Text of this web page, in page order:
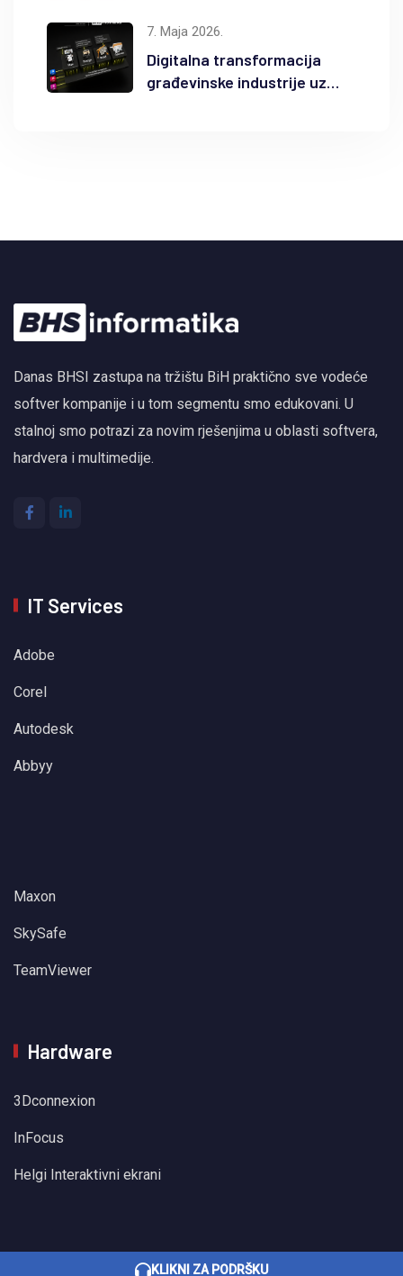
7. Maja 2026.
Digitalna transformacija
građevinske industrije uz
Danas BHSI zastupa na tržištu BiH praktično sve vodeće
softver kompanije i u tom segmentu smo edukovani. U
stalnoj smo potrazi za novim rješenjima u oblasti softvera,
hardvera i multimedije.
IT Services
Adobe
Corel
Autodesk
Abbyy
Maxon
SkySafe
TeamViewer
Hardware
3Dconnexion
InFocus
Helgi Interaktivni ekrani
KLIKNI ZA PODRŠKU